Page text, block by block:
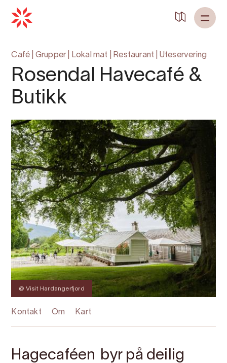
Café Grupper Lokal mat Restaurant Uteservering
Rosendal Havecafé &
Butikk
@ Visit Hardangerfjord
Kontakt Om Kart
Hagecaféen byr på deilig